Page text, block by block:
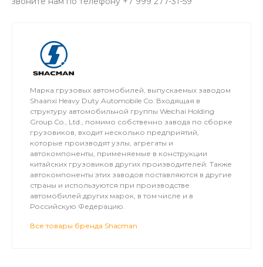
Марка грузовых автомобилей, выпускаемых заводом
Shaanxi Heavy Duty Automobile Co. Входящая в
структуру автомобильной группы Weichai Holding
Group Co., Ltd., помимо собственно завода по сборке
грузовиков, входит несколько предприятий,
которые производят узлы, агрегаты и
автокомпоненты, применяемые в конструкции
китайских грузовиков других производителей. Также
автокомпоненты этих заводов поставляются в другие
страны и используются при производстве
автомобилей других марок, в том числе и в
Российскую Федерацию.
Все товары бренда Shacman